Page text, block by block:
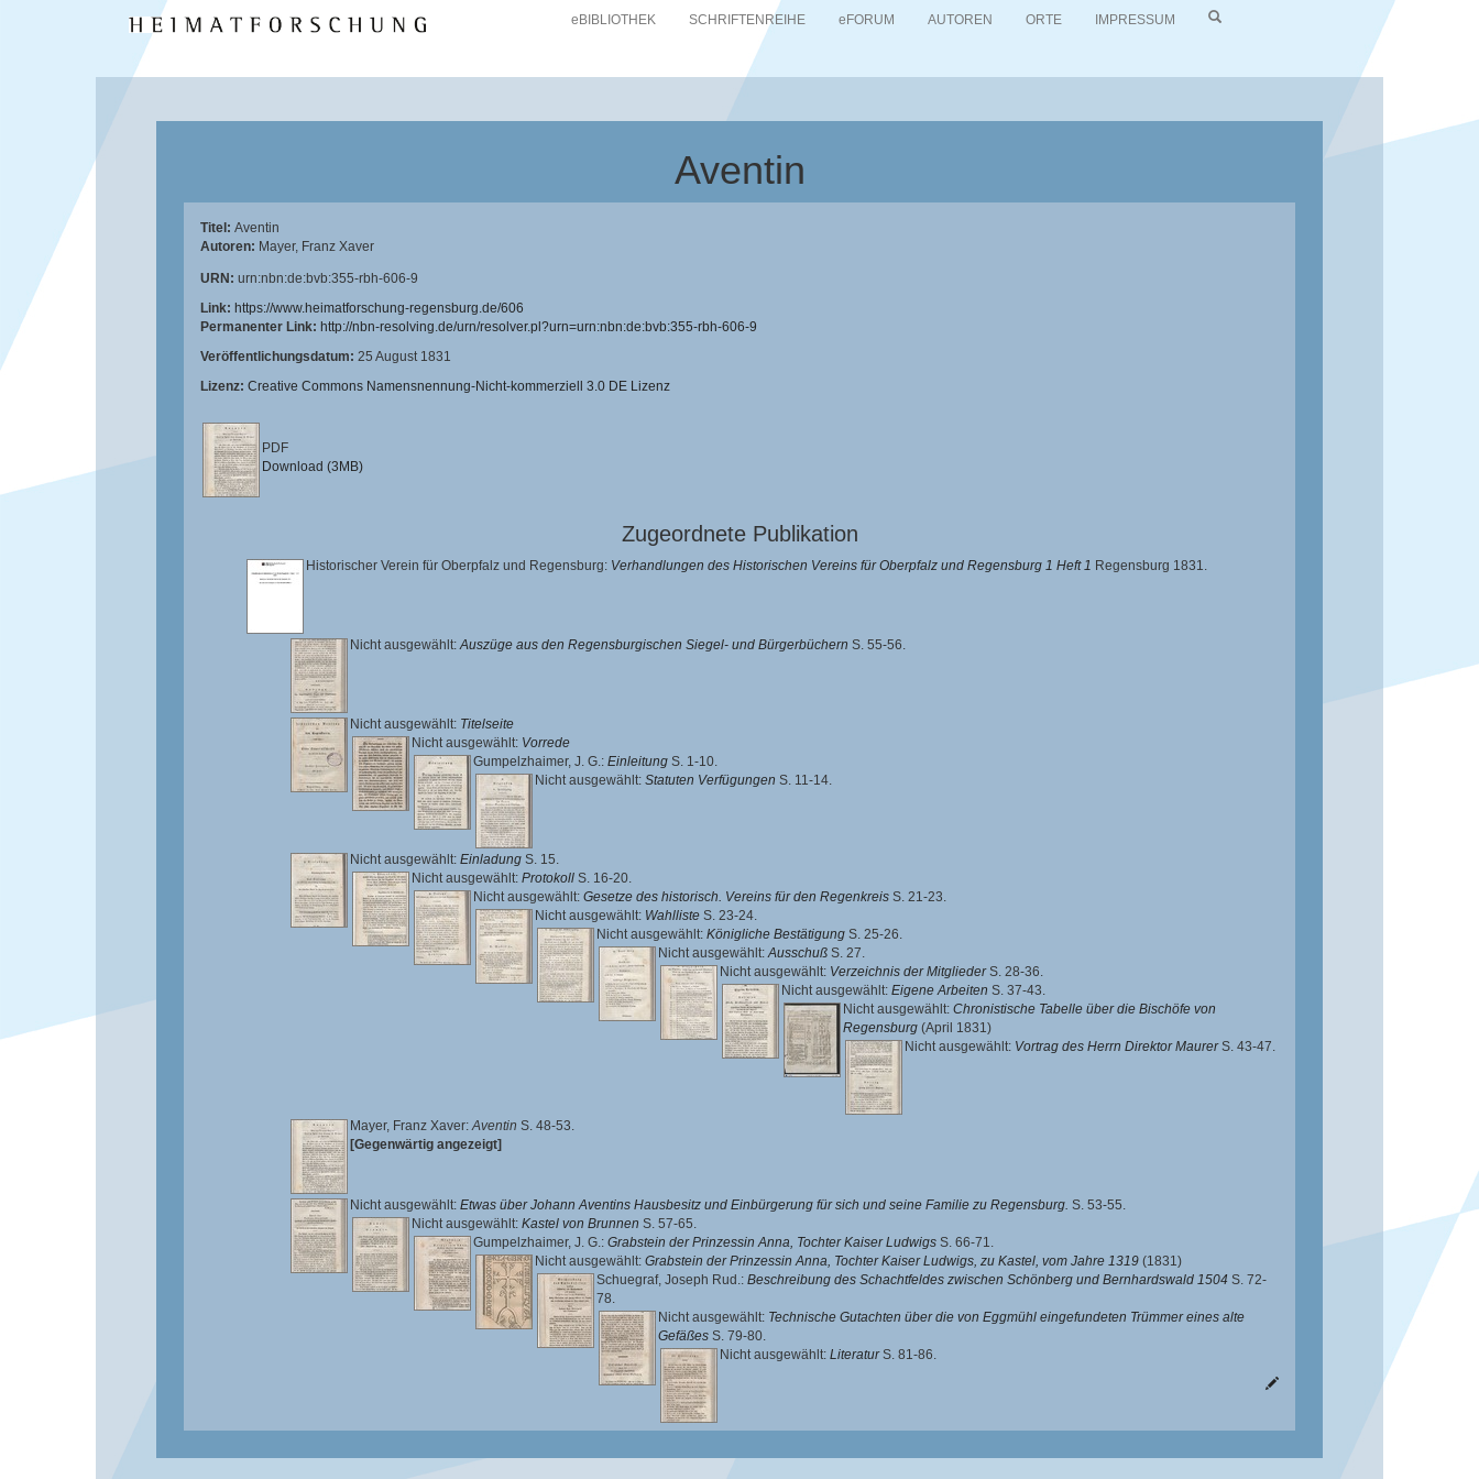
eBIBLIOTHEK SCHRIFTENREIHE eFORUM AUTOREN ORTE IMPRESSUM
Aventin
Titel: Aventin
Autoren: Mayer, Franz Xaver
URN: urn:nbn:de:bvb:355-rbh-606-9
Link: https://www.heimatforschung-regensburg.de/606
Permanenter Link: http://nbn-resolving.de/urn/resolver.pl?urn=urn:nbn:de:bvb:355-rbh-606-9
Veröffentlichungsdatum: 25 August 1831
Lizenz: Creative Commons Namensnennung-Nicht-kommerziell 3.0 DE Lizenz
PDF
Download (3MB)
Zugeordnete Publikation
Historischer Verein für Oberpfalz und Regensburg: Verhandlungen des Historischen Vereins für Oberpfalz und Regensburg 1 Heft 1 Regensburg 1831.
Nicht ausgewählt:Auszüge aus den Regensburgischen Siegel- und Bürgerbüchern S. 55-56.
Nicht ausgewählt: Titelseite
Nicht ausgewählt: Vorrede
Gumpelzhaimer, J. G.: Einleitung S. 1-10.
Nicht ausgewählt: Statuten Verfügungen S. 11-14.
Nicht ausgewählt: Einladung S. 15.
Nicht ausgewählt: Protokoll S. 16-20.
Nicht ausgewählt: Gesetze des historisch. Vereins für den Regenkreis S. 21-23.
Nicht ausgewählt: Wahlliste S. 23-24.
Nicht ausgewählt: Königliche Bestätigung S. 25-26.
Nicht ausgewählt:Ausschuß S. 27.
Nicht ausgewählt: Verzeichnis der MitgliederS. 28-36.
Nicht ausgewählt: Eigene Arbeiten S. 37-43.
Nicht ausgewählt: Chronistische Tabelle über die Bischöfe von
Regensburg (April 1831)
Nicht ausgewählt: Vortrag des Herrn Direktor MaurerS. 43-47.
Mayer, Franz Xaver:Aventin S. 48-53.
[Gegenwärtig angezeigt]
Nicht ausgewählt: Etwas über Johann Aventins Hausbesitz und Einbürgerung für sich und seine Familie zu Regensburg. S. 53-55.
Nicht ausgewählt: Kastel von Brunnen S. 57-65.
Gumpelzhaimer, J. G.: Grabstein der Prinzessin Anna, Tochter Kaiser Ludwigs S. 66-71.
Nicht ausgewählt: Grabstein der Prinzessin Anna, Tochter Kaiser Ludwigs, zu Kastel, vom Jahre 1319 (1831)
Schuegraf, Joseph Rud.: Beschreibung des Schachtfeldes zwischen Schönberg und Bernhardswald 1504 S. 72-
78.
Nicht ausgewählt: Technische Gutachten über die von Eggmühl eingefundeten Trümmer eines alte
Gefäßes S. 79-80.
Nicht ausgewählt: LiteraturS. 81-86.